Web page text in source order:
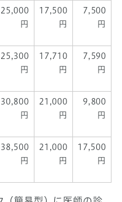
25,000
円
17,500
円
7,500
円
25,300
円
17,710
円
7,590
円
30,800
円
21,000
円
9,800
円
38,500
円
21,000
円
17,500
円